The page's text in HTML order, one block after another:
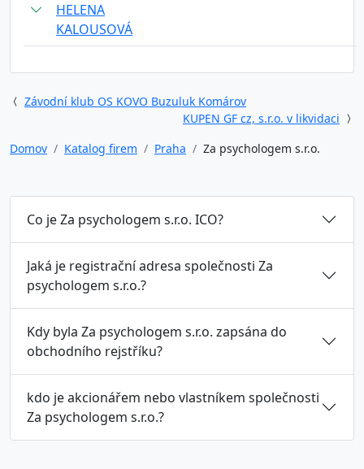
HELENA
KALOUSOVÁ
Závodní klub OS KOVO Buzuluk Komárov
KUPEN GF cz, s.r.o. v likvidaci
Domov
Katalog firem Praha Za psychologem s.r.o.
Co je Za psychologem s.r.o. ICO?
Jaká je registrační adresa společnosti Za
psychologem s.r.o.?
Kdy byla Za psychologem s.r.o. zapsána do
obchodního rejstříku?
kdo je akcionářem nebo vlastníkem společnosti
Za psychologem s.r.o.?